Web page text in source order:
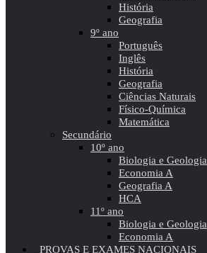
História
Geografia
9º ano
Português
Inglês
História
Geografia
Ciências Naturais
Físico-Química
Matemática
Secundário
10º ano
Biologia e Geologia
Economia A
Geografia A
HCA
11º ano
Biologia e Geologia
Economia A
PROVAS E EXAMES NACIONAIS